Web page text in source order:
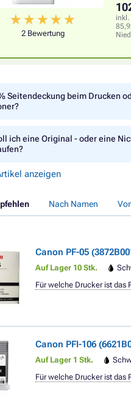
2 Bewertung
inkl.
Seitendeckung beim Drucken
ich eine Original - oder eine
anzeigen
Nach Namen
Canon PF-05
Auf Lager 10 Stk.
Für welche Drucker ist das
Canon PFI-106
Auf Lager 1 Stk.
Für welche Drucker ist das